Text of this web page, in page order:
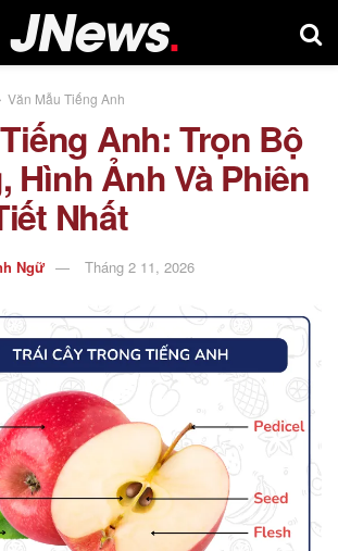
Văn Mẫu Tiếng Anh
Anh: Trọn Bộ
Hình Ảnh Và Phiên
Nhất
Ngữ Tháng 2 11, 2026